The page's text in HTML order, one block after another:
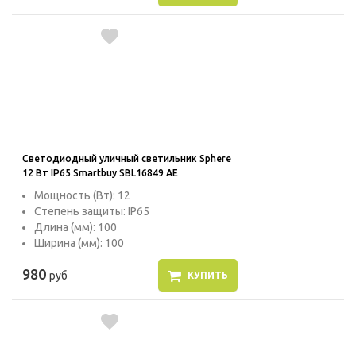
Светодиодный уличный светильник Sphere
12 Вт IP65 Smartbuy SBL16849 AE
Мощность (Вт): 12
Степень защиты: IP65
Длина (мм): 100
Ширина (мм): 100
980 руб КУПИТЬ